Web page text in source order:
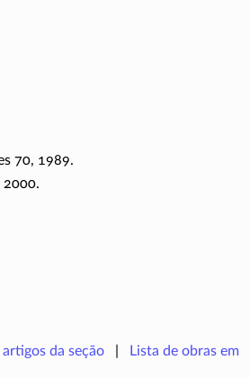
70, 1989.
2000.
artigos da seção
Lista de obras em